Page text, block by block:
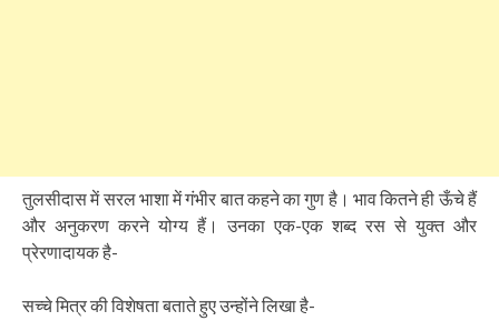
तुलसीदास में सरल भाशा में गंभीर बात कहने का गुण है। भाव कितने ही ऊँचे हैं
और अनुकरण करने योग्य हैं। उनका एक-एक शब्द रस से युक्त और
प्रेरणादायक है-
सच्चे मित्र की विशेषता बताते हुए उन्होंने लिखा है-